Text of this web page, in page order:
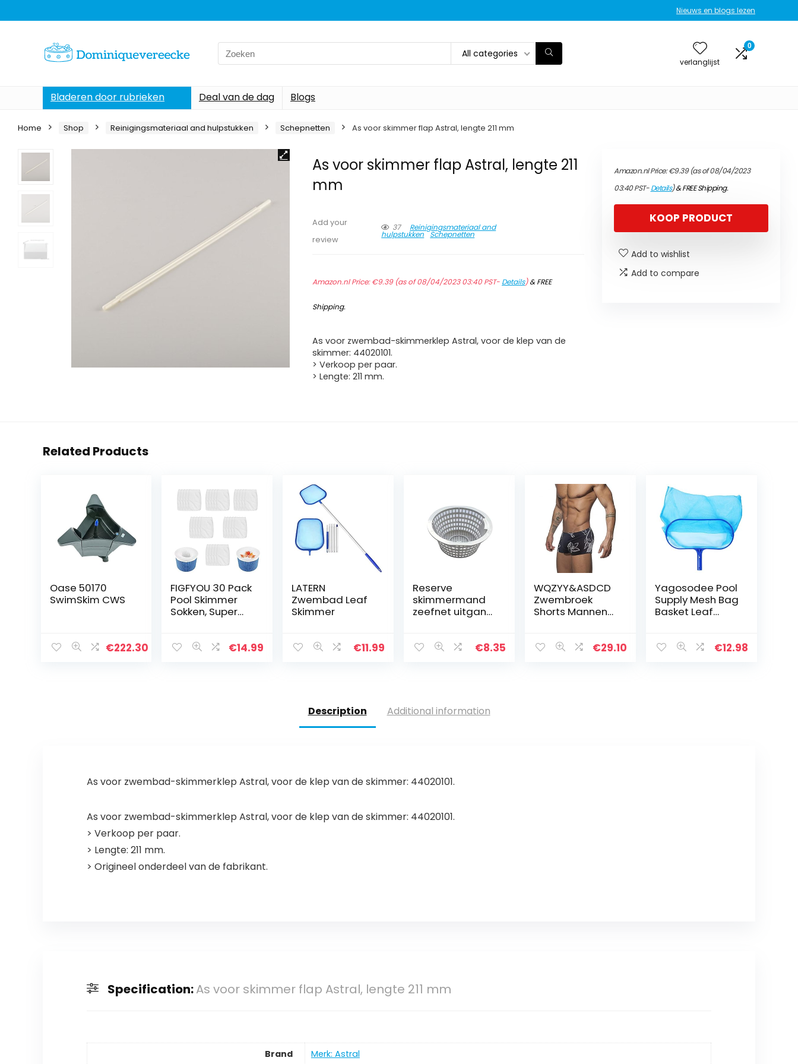
Nieuws en blogs lezen
Search
for:
All categories
verlanglijst
0
Bladeren door rubrieken Deal van de dag Blogs
Home Shop Reinigingsmateriaal and hulpstukken Schepnetten As voor skimmer flap Astral, lengte 211 mm
As voor skimmer flap Astral, lengte 211
mm
Add your
review
37 Reinigingsmateriaal and
hulpstukken Schepnetten
Amazon.nl Price:€9.39(as of 08/04/2023 03:40 PST- Details)&FREE
Shipping.
As voor zwembad-skimmerklep Astral, voor de klep van de
skimmer: 44020101.
> Verkoop per paar.
> Lengte: 211 mm.
Amazon.nl Price:€9.39(as of 08/04/2023
03:40 PST-Details)&FREE Shipping.
KOOP PRODUCT
Add to wishlist
Add to compare
Related Products
Oase 50170
SwimSkim CWS
€222.30
FIGFYOU 30 Pack
Pool Skimmer
Sokken, Super
Sokken Netto
€14.99
LATERN
Zwembad Leaf
Skimmer
€11.99
Reserve
skimmermand
zeefnet uitgang
bovengrondse
€8.35
WQZYY&ASDCD
Zwembroek
Shorts Mannen
Lage Taille
€29.10
Yagosodee Pool
Supply Mesh Bag
Basket Leaf
Frame Handvat
€12.98
Description Additional information
As voor zwembad-skimmerklep Astral, voor de klep van de skimmer: 44020101.
As voor zwembad-skimmerklep Astral, voor de klep van de skimmer: 44020101.
> Verkoop per paar.
> Lengte: 211 mm.
> Origineel onderdeel van de fabrikant.
Specification:As voor skimmer flap Astral, lengte 211 mm
Brand Merk: Astral